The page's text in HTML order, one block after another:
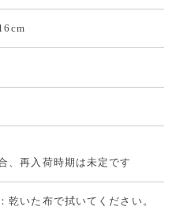
、再入荷時期は未定です
乾いた布で拭いてください。